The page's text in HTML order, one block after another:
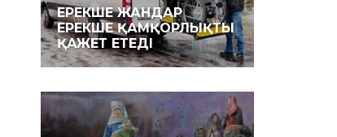
ЕРЕКШЕ ЖАНДАР
ЕРЕКШЕ ҚАМҚОРЛЫҚТЫ
ҚАЖЕТ ЕТЕДІ